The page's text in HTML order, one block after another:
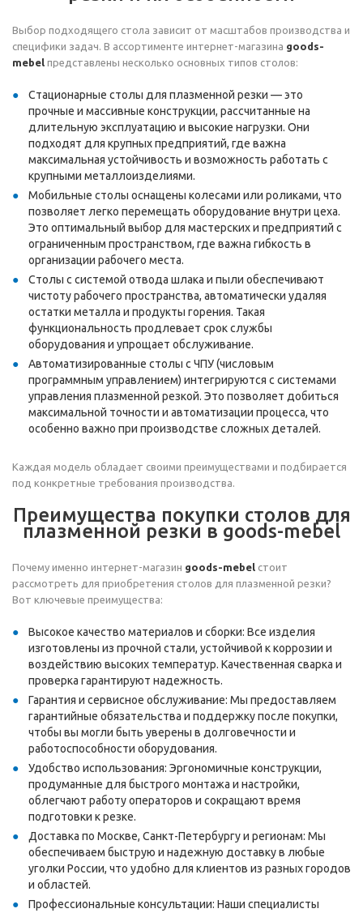
Выбор подходящего стола зависит от масштабов производства и
специфики задач. В ассортименте интернет-магазина goods-
mebel представлены несколько основных типов столов:
Стационарные столы для плазменной резки — это
прочные и массивные конструкции, рассчитанные на
длительную эксплуатацию и высокие нагрузки. Они
подходят для крупных предприятий, где важна
максимальная устойчивость и возможность работать с
крупными металлоизделиями.
Мобильные столы оснащены колесами или роликами, что
позволяет легко перемещать оборудование внутри цеха.
Это оптимальный выбор для мастерских и предприятий с
ограниченным пространством, где важна гибкость в
организации рабочего места.
Столы с системой отвода шлака и пыли обеспечивают
чистоту рабочего пространства, автоматически удаляя
остатки металла и продукты горения. Такая
функциональность продлевает срок службы
оборудования и упрощает обслуживание.
Автоматизированные столы с ЧПУ (числовым
программным управлением) интегрируются с системами
управления плазменной резкой. Это позволяет добиться
максимальной точности и автоматизации процесса, что
особенно важно при производстве сложных деталей.
Каждая модель обладает своими преимуществами и подбирается
под конкретные требования производства.
Преимущества покупки столов для
плазменной резки в goods-mebel
Почему именно интернет-магазин goods-mebel стоит
рассмотреть для приобретения столов для плазменной резки?
Вот ключевые преимущества:
Высокое качество материалов и сборки: Все изделия
изготовлены из прочной стали, устойчивой к коррозии и
воздействию высоких температур. Качественная сварка и
проверка гарантируют надежность.
Гарантия и сервисное обслуживание: Мы предоставляем
гарантийные обязательства и поддержку после покупки,
чтобы вы могли быть уверены в долговечности и
работоспособности оборудования.
Удобство использования: Эргономичные конструкции,
продуманные для быстрого монтажа и настройки,
облегчают работу операторов и сокращают время
подготовки к резке.
Доставка по Москве, Санкт-Петербургу и регионам: Мы
обеспечиваем быструю и надежную доставку в любые
уголки России, что удобно для клиентов из разных городов
и областей.
Профессиональные консультации: Наши специалисты